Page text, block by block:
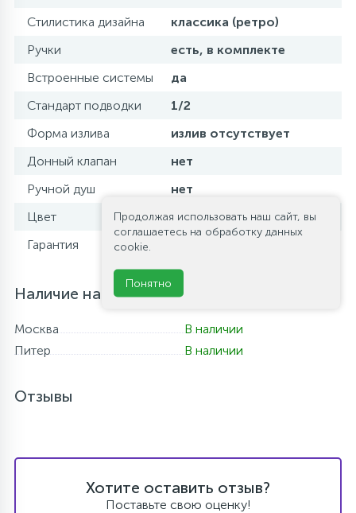
Стилистика дизайна
классика (ретро)
Ручки
есть, в комплекте
Встроенные системы
да
Стандарт подводки
1/2
Форма излива
излив отсутствует
Донный клапан
нет
Ручной душ
нет
Цвет
бронза
Гарантия
Наличие на складе
Москва
В наличии
Питер
В наличии
Отзывы
Хотите оставить отзыв?
Поставьте свою оценку!
Продолжая использовать наш сайт, вы
соглашаетесь на обработку данных
cookie.
Понятно